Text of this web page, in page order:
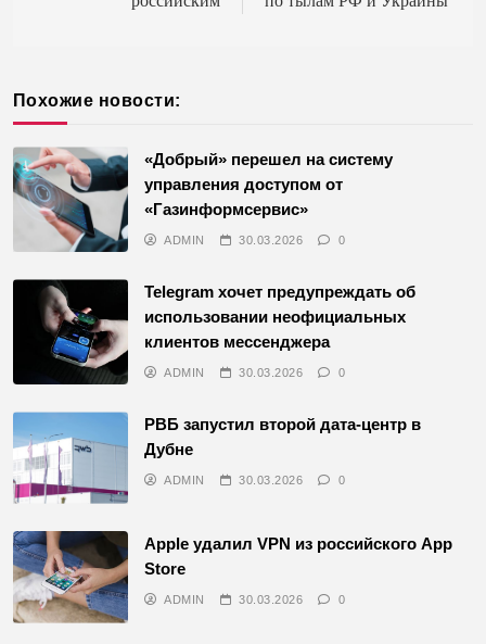
Похожие новости:
«Добрый» перешел на систему
управления доступом от
«Газинформсервис»
ADMIN 30.03.2026 0
Telegram хочет предупреждать об
использовании неофициальных
клиентов мессенджера
ADMIN 30.03.2026 0
РВБ запустил второй дата-центр в
Дубне
ADMIN 30.03.2026 0
Apple удалил VPN из российского App
Store
ADMIN 30.03.2026 0